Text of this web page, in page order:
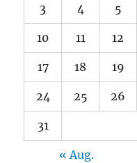
3 4 5
10 11 12
17 18 19
24 25 26
31
« Aug.